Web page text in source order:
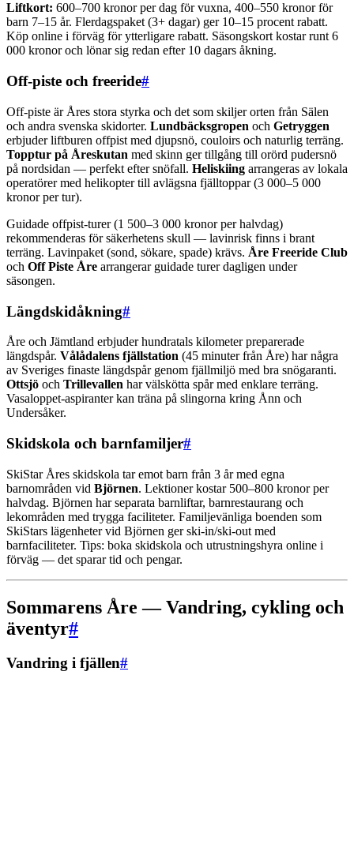
Liftkort: 600–700 kronor per dag för vuxna, 400–550 kronor för
barn 7–15 år. Flerdagspaket (3+ dagar) ger 10–15 procent rabatt.
Köp online i förväg för ytterligare rabatt. Säsongskort kostar runt 6
000 kronor och lönar sig redan efter 10 dagars åkning.
Off-piste och freeride#
Off-piste är Åres stora styrka och det som skiljer orten från Sälen
och andra svenska skidorter. Lundbäcksgropen och Getryggen
erbjuder liftburen offpist med djupsnö, couloirs och naturlig terräng.
Topptur på Åreskutan med skinn ger tillgång till orörd pudersnö
på nordsidan — perfekt efter snöfall. Heliskiing arrangeras av lokala
operatörer med helikopter till avlägsna fjälltoppar (3 000–5 000
kronor per tur).
Guidade offpist-turer (1 500–3 000 kronor per halvdag)
rekommenderas för säkerhetens skull — lavinrisk finns i brant
terräng. Lavinpaket (sond, sökare, spade) krävs. Åre Freeride Club
och Off Piste Åre arrangerar guidade turer dagligen under
säsongen.
Längdskidåkning#
Åre och Jämtland erbjuder hundratals kilometer preparerade
längdspår. Vålådalens fjällstation (45 minuter från Åre) har några
av Sveriges finaste längdspår genom fjällmiljö med bra snögaranti.
Ottsjö och Trillevallen har välskötta spår med enklare terräng.
Vasaloppet-aspiranter kan träna på slingorna kring Ånn och
Undersåker.
Skidskola och barnfamiljer#
SkiStar Åres skidskola tar emot barn från 3 år med egna
barnområden vid Björnen. Lektioner kostar 500–800 kronor per
halvdag. Björnen har separata barnliftar, barnrestaurang och
lekområden med trygga faciliteter. Familjevänliga boenden som
SkiStars lägenheter vid Björnen ger ski-in/ski-out med
barnfaciliteter. Tips: boka skidskola och utrustningshyra online i
förväg — det sparar tid och pengar.
Sommarens Åre — Vandring, cykling och
äventyr#
Vandring i fjällen#